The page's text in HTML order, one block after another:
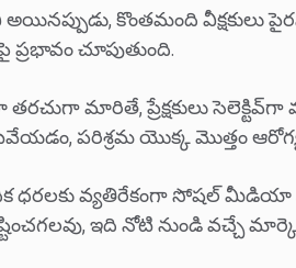
కొంతమంది వీక్షకులు
చూపుతుంది.
మారితే, ప్రేక్షకులు
పరిశ్రమ యొక్క మొత్తం
వ్యతిరేకంగా సోషల్ మీడియా
ఇది నోటి నుండి వచ్చే